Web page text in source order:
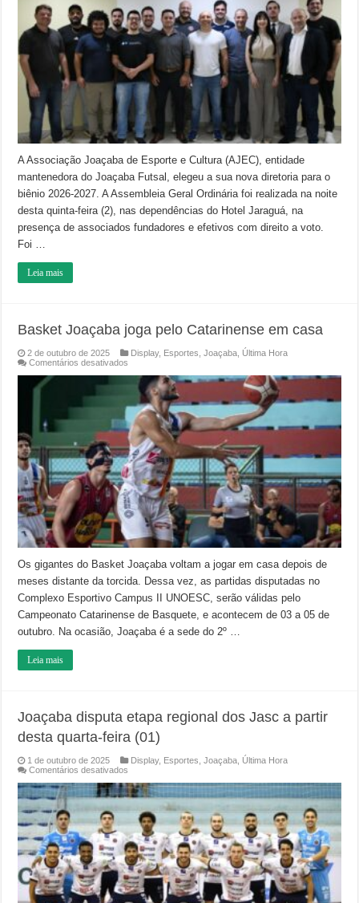
diretoria
para
o
biênio
2026-
2027
A Associação Joaçaba de Esporte e Cultura (AJEC), entidade
mantenedora do Joaçaba Futsal, elegeu a sua nova diretoria para o
biênio 2026-2027. A Assembleia Geral Ordinária foi realizada na noite
desta quinta-feira (2), nas dependências do Hotel Jaraguá, na
presença de associados fundadores e efetivos com direito a voto.
Foi …
Leia mais
Basket Joaçaba joga pelo Catarinense em casa
2 de outubro de 2025 Display, Esportes ,Joaçaba Última Hora
Comentários desativados
Joaçaba
joga
Catarinense
em
casa
Os gigantes do Basket Joaçaba voltam a jogar em casa depois de
meses distante da torcida. Dessa vez, as partidas disputadas no
Complexo Esportivo Campus II UNOESC, serão válidas pelo
Campeonato Catarinense de Basquete, e acontecem de 03 a 05 de
outubro. Na ocasião, Joaçaba é a sede do 2º …
Leia mais
Joaçaba disputa etapa regional dos Jasc a partir
desta quarta-feira (01)
1 de outubro de 2025 Display, Esportes ,Joaçaba Última Hora
Comentários desativados
disputa
etapa
regional
dos
Jasc
a
partir
desta
quarta-
feira
(01)